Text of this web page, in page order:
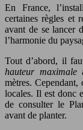
En France,
certaines règles et
avant de se lancer
l’harmonie du
Tout d’abord, il
hauteur maximale
mètres.
locales. Il est donc
de consulter le
avant de planter.